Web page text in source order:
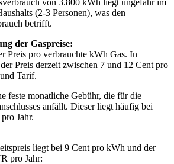
(2-3 Personen), was den
betrifft.
der Gaspreise:
Preis pro verbrauchte kWh Gas. In
Preis derzeit zwischen 7 und 12 Cent pro
Tarif.
feste monatliche Gebühr, die für die
anfällt. Dieser liegt häufig bei
Jahr.
liegt bei 9 Cent pro kWh und der
pro Jahr: